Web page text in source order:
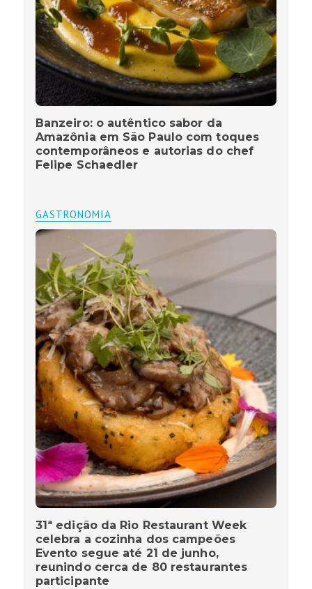
Banzeiro: o autêntico sabor da
Amazônia em São Paulo com toques
contemporâneos e autorias do chef
Felipe Schaedler
GASTRONOMIA
31ª edição da Rio Restaurant Week
celebra a cozinha dos campeões
Evento segue até 21 de junho,
reunindo cerca de 80 restaurantes
participante